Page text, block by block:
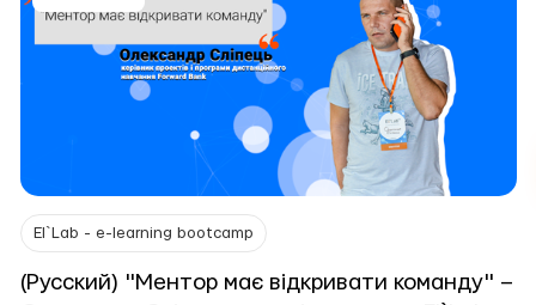
El`Lab - e-learning bootcamp
(Русский) "Ментор має відкривати команду" –